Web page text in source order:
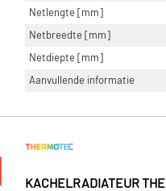
Netlengte [mm]
Netbreedte [mm]
Netdiepte [mm]
Aanvullende informatie
KACHELRADIATEUR